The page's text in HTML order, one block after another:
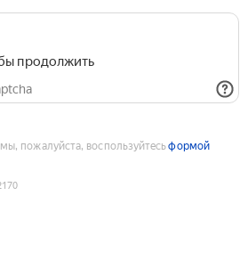
продолжить
пожалуйста, воспользуйтесьформой